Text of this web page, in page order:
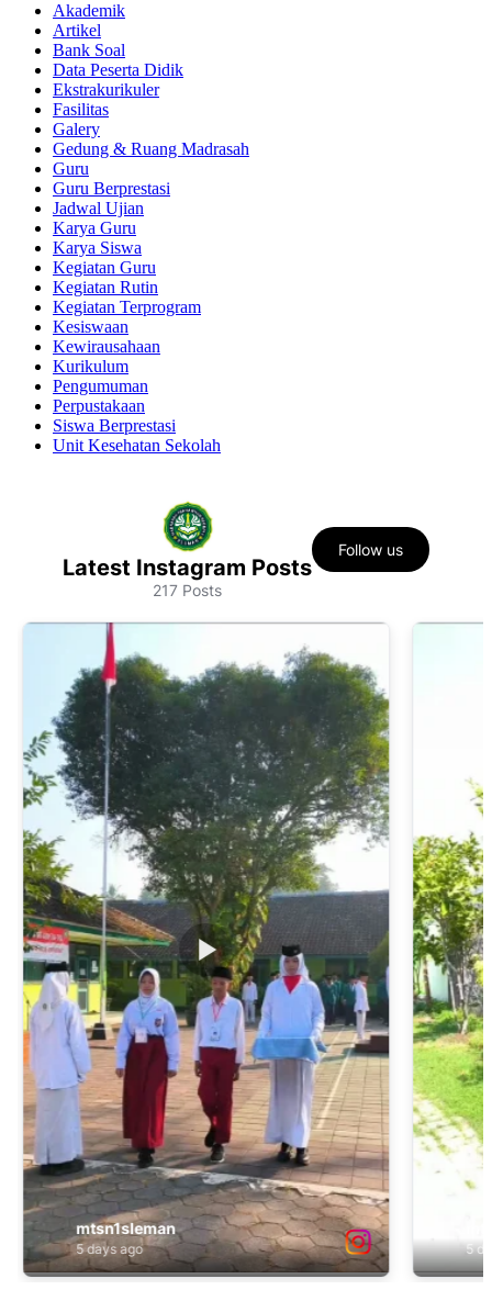
Akademik
Artikel
Bank Soal
Data Peserta Didik
Ekstrakurikuler
Fasilitas
Galery
Gedung & Ruang Madrasah
Guru
Guru Berprestasi
Jadwal Ujian
Karya Guru
Karya Siswa
Kegiatan Guru
Kegiatan Rutin
Kegiatan Terprogram
Kesiswaan
Kewirausahaan
Kurikulum
Pengumuman
Perpustakaan
Siswa Berprestasi
Unit Kesehatan Sekolah